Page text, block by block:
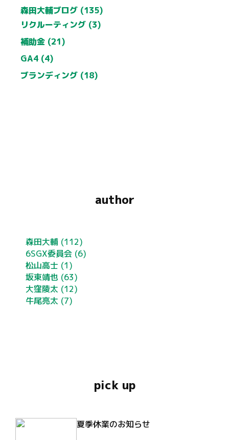
森田大輔ブログ (135)
リクルーティング (3)
補助金 (21)
GA4 (4)
ブランディング (18)
author
森田大輔 (112)
6SGX委員会 (6)
松山高士 (1)
坂東靖也 (63)
大窪陵太 (12)
牛尾亮太 (7)
pick up
夏季休業のお知らせ